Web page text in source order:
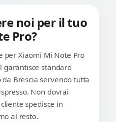
noi per il tuo
Pro?
per Xiaomi Mi Note Pro
garantisce standard
Brescia servendo tutta
Non dovrai
spedisce in
al resto.